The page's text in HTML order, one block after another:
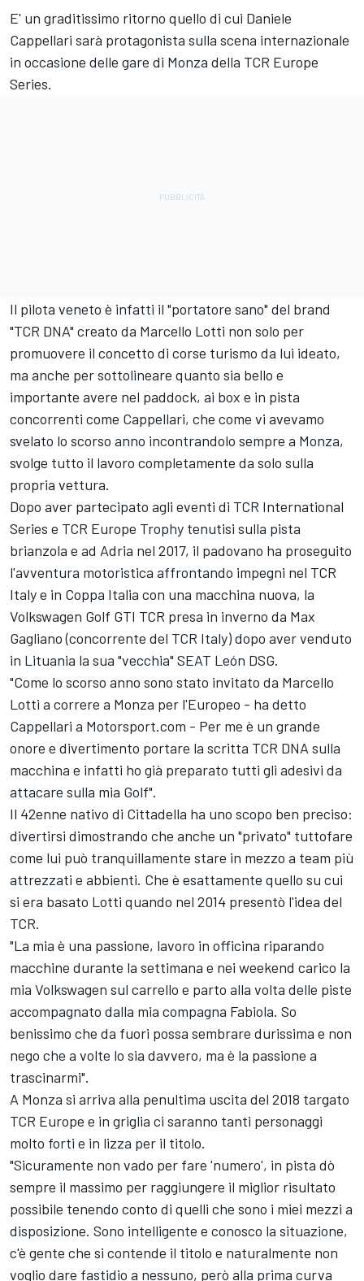
E' un graditissimo ritorno quello di cui Daniele
Cappellari sarà protagonista sulla scena internazionale
in occasione delle gare di Monza della TCR Europe
Series.
Il pilota veneto è infatti il "portatore sano" del brand
"TCR DNA" creato da Marcello Lotti non solo per
promuovere il concetto di corse turismo da lui ideato,
ma anche per sottolineare quanto sia bello e
importante avere nel paddock, ai box e in pista
concorrenti come Cappellari, che come vi avevamo
svelato lo scorso anno incontrandolo sempre a Monza,
svolge tutto il lavoro completamente da solo sulla
propria vettura.
Dopo aver partecipato agli eventi di TCR International
Series e TCR Europe Trophy tenutisi sulla pista
brianzola e ad Adria nel 2017, il padovano ha proseguito
l'avventura motoristica affrontando impegni nel TCR
Italy e in Coppa Italia con una macchina nuova, la
Volkswagen Golf GTI TCR presa in inverno da Max
Gagliano (concorrente del TCR Italy) dopo aver venduto
in Lituania la sua "vecchia" SEAT León DSG.
"Come lo scorso anno sono stato invitato da Marcello
Lotti a correre a Monza per l'Europeo - ha detto
Cappellari a Motorsport.com - Per me è un grande
onore e divertimento portare la scritta TCR DNA sulla
macchina e infatti ho già preparato tutti gli adesivi da
attacare sulla mia Golf".
Il 42enne nativo di Cittadella ha uno scopo ben preciso:
divertirsi dimostrando che anche un "privato" tuttofare
come lui può tranquillamente stare in mezzo a team più
attrezzati e abbienti. Che è esattamente quello su cui
si era basato Lotti quando nel 2014 presentò l'idea del
TCR.
"La mia è una passione, lavoro in officina riparando
macchine durante la settimana e nei weekend carico la
mia Volkswagen sul carrello e parto alla volta delle piste
accompagnato dalla mia compagna Fabiola. So
benissimo che da fuori possa sembrare durissima e non
nego che a volte lo sia davvero, ma è la passione a
trascinarmi".
A Monza si arriva alla penultima uscita del 2018 targato
TCR Europe e in griglia ci saranno tanti personaggi
molto forti e in lizza per il titolo.
"Sicuramente non vado per fare 'numero', in pista dò
sempre il massimo per raggiungere il miglior risultato
possibile tenendo conto di quelli che sono i miei mezzi a
disposizione. Sono intelligente e conosco la situazione,
c'è gente che si contende il titolo e naturalmente non
voglio dare fastidio a nessuno, però alla prima curva